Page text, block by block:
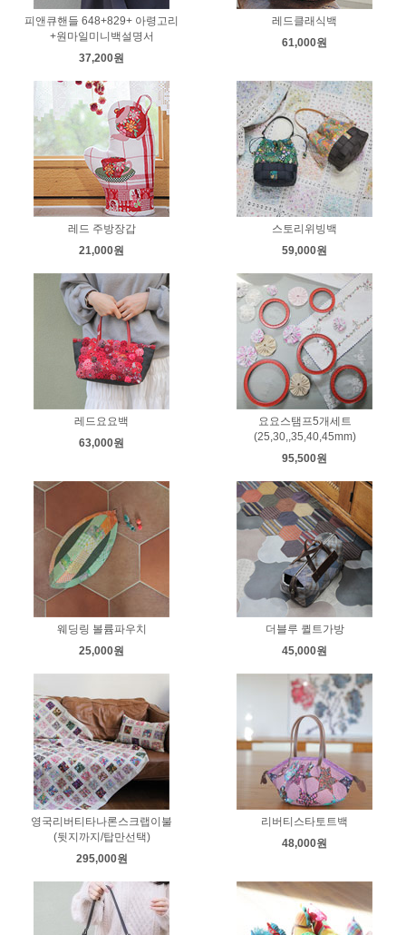
피앤큐핸들 648+829+ 아령고리
+원마일미니백설명서
37,200원
레드클래식백
61,000원
레드 주방장갑
21,000원
스토리위빙백
59,000원
레드요요백
63,000원
요요스탬프5개세트
(25,30,,35,40,45mm)
95,500원
웨딩링 볼륨파우치
25,000원
더블루 퀼트가방
45,000원
영국리버티타나론스크랩이불
(뒷지까지/탑만선택)
295,000원
리버티스타토트백
48,000원